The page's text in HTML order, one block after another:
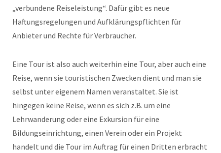
„verbundene Reiseleistung“. Dafür gibt es neue
Haftungsregelungen und Aufklärungspflichten für
Anbieter und Rechte für Verbraucher.
Eine Tour ist also auch weiterhin eine Tour, aber auch eine
Reise, wenn sie touristischen Zwecken dient und man sie
selbst unter eigenem Namen veranstaltet. Sie ist
hingegen keine Reise, wenn es sich z.B. um eine
Lehrwanderung oder eine Exkursion für eine
Bildungseinrichtung, einen Verein oder ein Projekt
handelt und die Tour im Auftrag für einen Dritten erbracht